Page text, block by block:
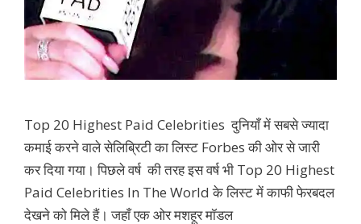
Top 20 Highest Paid Celebrities दुनियाँ में सबसे ज्यादा
कमाई करने वाले सेलिब्रिटी का लिस्ट Forbes की ओर से जारी
कर दिया गया। पिछले वर्ष की तरह इस वर्ष भी Top 20 Highest
Paid Celebrities In The World के लिस्ट में काफी फेरबदल
देखने को मिले हैं। जहाँ एक ओर मशहूर मॉडल